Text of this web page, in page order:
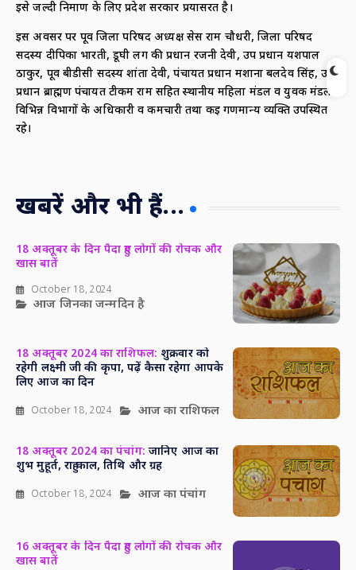
इसे जल्दी निर्माण के लिए प्रदेश सरकार प्रयासरत है।
इस अवसर पर पूर्व जिला परिषद अध्यक्ष सेस राम चौधरी, जिला परिषद
सदस्य दीपिका भारती, डूघी लग की प्रधान रजनी देवी, उप प्रधान यशपाल
ठाकुर, पूर्व बीडीसी सदस्य शांता देवी, पंचायत प्रधान मशाना बलदेव सिंह, उप
प्रधान ब्राह्मण पंचायत टीकम राम सहित स्थानीय महिला मंडल व युवक मंडल
विभिन्न विभागों के अधिकारी व कर्मचारी तथा कई गणमान्य व्यक्ति उपस्थित
रहे।
खबरें और भी हैं...
18 अक्तूबर के दिन पैदा हुए लोगों की रोचक और
खास बातें
October 18, 2024
आज जिनका जन्मदिन है
18 अक्तूबर 2024 का राशिफल: शुक्रवार को
रहेगी लक्ष्मी जी की कृपा, पढ़ें कैसा रहेगा आपके
लिए आज का दिन
October 18, 2024 आज का राशिफल
18 अक्तूबर 2024 का पंचांग: जानिए आज का
शुभ मुहूर्त, राहु काल, तिथि और ग्रह
October 18, 2024 आज का पंचांग
16 अक्तूबर के दिन पैदा हुए लोगों की रोचक और
खास बातें